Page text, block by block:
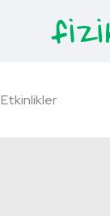
Etkinlikler